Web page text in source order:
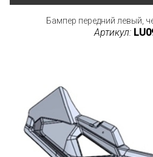
Бампер передний левый,
Артикул: